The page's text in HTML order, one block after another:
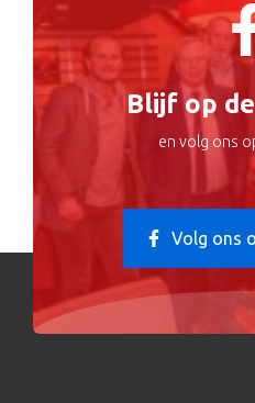
Blijf op
en volg ons
Volg ons